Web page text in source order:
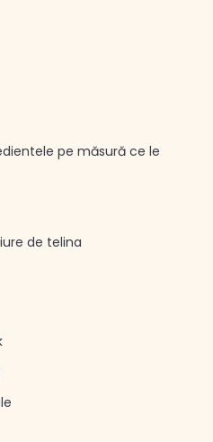
pe măsură ce le
de telina